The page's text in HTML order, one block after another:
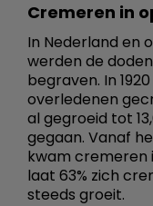
Cremeren in
In Nederland en
werden de
begraven. In
overledenen
al gegroeid tot
gegaan. Vanaf
kwam cremeren
laat 63% zich
steeds groeit.